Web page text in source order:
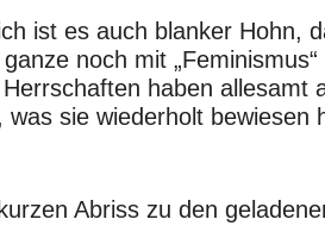
ist es auch blanker Hohn,
noch mit
haben allesamt
was sie wiederholt bewiesen
Abriss zu den